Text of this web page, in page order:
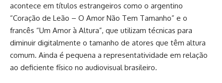
acontece em títulos estrangeiros como o argentino
“Coração de Leão – O Amor Não Tem Tamanho” e o
francês “Um Amor à Altura”, que utilizam técnicas para
diminuir digitalmente o tamanho de atores que têm altura
comum. Ainda é pequena a representatividade em relação
ao deficiente físico no audiovisual brasileiro.